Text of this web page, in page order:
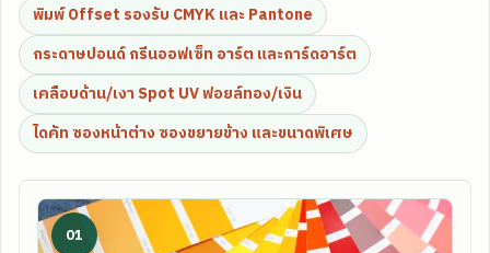
พิมพ์ Offset รองรับ CMYK และ Pantone
กระดาษปอนด์ กรีนออฟเซ็ท อาร์ต และการ์ดอาร์ต
เคลือบด้าน/เงา Spot UV ฟอยล์ทอง/เงิน
ไดคัท ซองหน้าต่าง ซองขยายข้าง และขนาดพิเศษ
01